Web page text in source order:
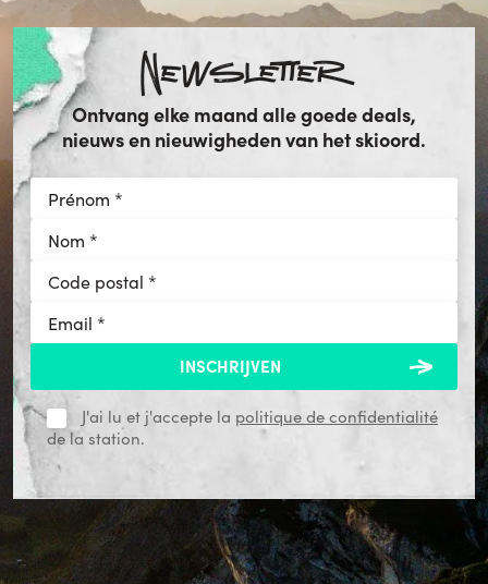
Newsletter
Ontvang elke maand alle goede deals,
nieuws en nieuwigheden van het skioord.
J'ai lu et j'accepte la politique de confidentialité
de la station.